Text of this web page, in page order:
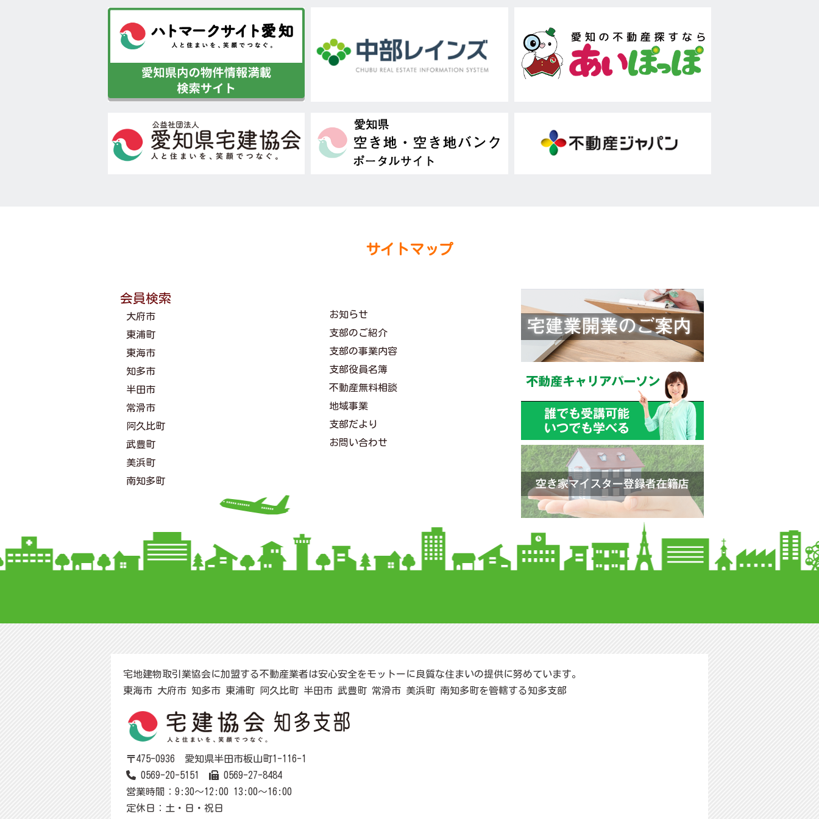
サイトマップ
会員検索
大府市
東浦町
東海市
知多市
半田市
常滑市
阿久比町
武豊町
美浜町
南知多町
お知らせ
支部のご紹介
支部の事業内容
支部役員名簿
不動産無料相談
地域事業
支部だより
お問い合わせ
宅地建物取引業協会に加盟する不動産業者は安心安全をモットーに良質な住まいの提供に努めています。
東海市 大府市 知多市 東浦町 阿久比町 半田市 武豊町 常滑市 美浜町 南知多町を管轄する知多支部
〒475-0936 愛知県半田市板山町1-116-1
0569-20-5151
0569-27-8484
営業時間：9:30～12:00 13:00～16:00
定休日：土・日・祝日